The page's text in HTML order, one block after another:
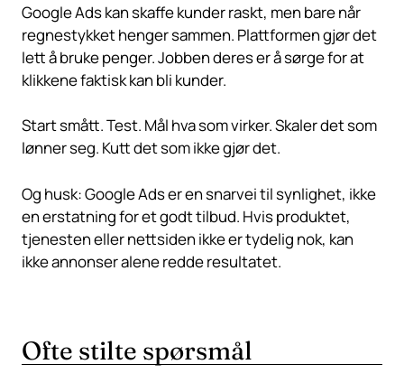
Google Ads kan skaffe kunder raskt, men bare når
regnestykket henger sammen. Plattformen gjør det
lett å bruke penger. Jobben deres er å sørge for at
klikkene faktisk kan bli kunder.
Start smått. Test. Mål hva som virker. Skaler det som
lønner seg. Kutt det som ikke gjør det.
Og husk: Google Ads er en snarvei til synlighet, ikke
en erstatning for et godt tilbud. Hvis produktet,
tjenesten eller nettsiden ikke er tydelig nok, kan
ikke annonser alene redde resultatet.
Ofte stilte spørsmål